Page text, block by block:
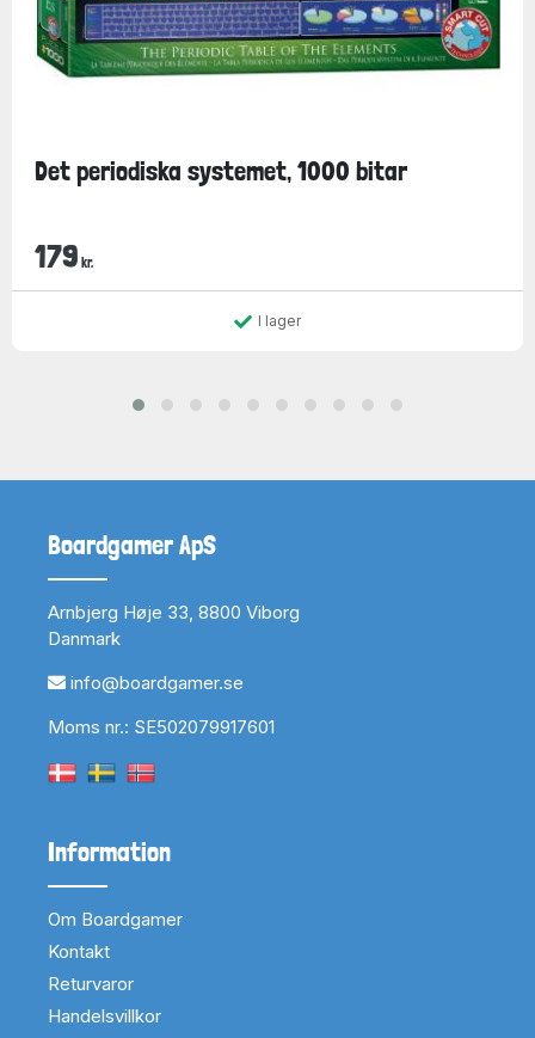
Det periodiska systemet, 1000 bitar
179 kr.
I lager
Boardgamer ApS
Arnbjerg Høje 33, 8800 Viborg
Danmark
info@boardgamer.se
Moms nr.: SE502079917601
Information
Om Boardgamer
Kontakt
Returvaror
Handelsvillkor